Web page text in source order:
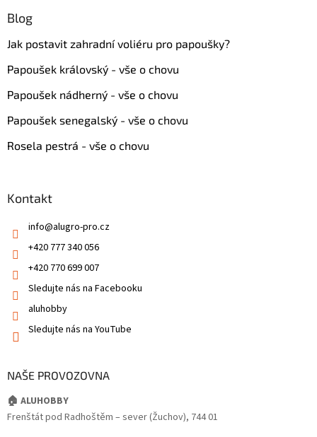
Blog
Jak postavit zahradní voliéru pro papoušky?
Papoušek královský - vše o chovu
Papoušek nádherný - vše o chovu
Papoušek senegalský - vše o chovu
Rosela pestrá - vše o chovu
Kontakt
info@alugro-pro.cz
+420 777 340 056
+420 770 699 007
Sledujte nás na Facebooku
aluhobby
Sledujte nás na YouTube
NAŠE PROVOZOVNA
🏠 ALUHOBBY
Frenštát pod Radhoštěm – sever (Žuchov), 744 01